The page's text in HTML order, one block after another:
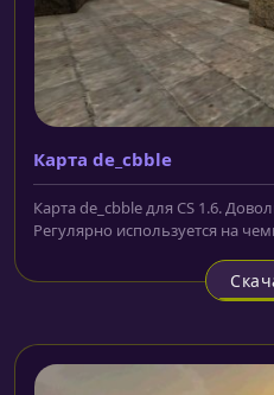
Карта de_cbble
Карта de_cbble для CS 1.6.
Регулярно используется на